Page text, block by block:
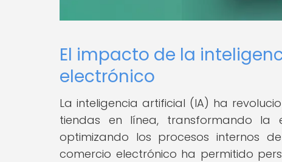
El impacto de la
electrónico
La inteligencia artificial (IA) ha
tiendas en línea, transformando la
optimizando los procesos internos
comercio electrónico ha permitido